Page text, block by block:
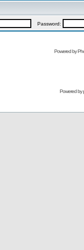
Password:
Powered by
Powered by